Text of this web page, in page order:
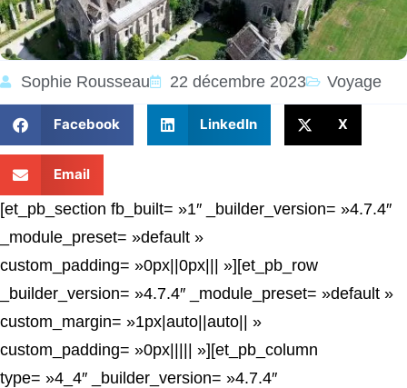
Sophie Rousseau 22 décembre 2023 Voyage
Facebook LinkedIn X
Email
[et_pb_section fb_built= »1″ _builder_version= »4.7.4″
_module_preset= »default »
custom_padding= »0px||0px||| »][et_pb_row
_builder_version= »4.7.4″ _module_preset= »default »
custom_margin= »1px|auto||auto|| »
custom_padding= »0px||||| »][et_pb_column
type= »4_4″ _builder_version= »4.7.4″